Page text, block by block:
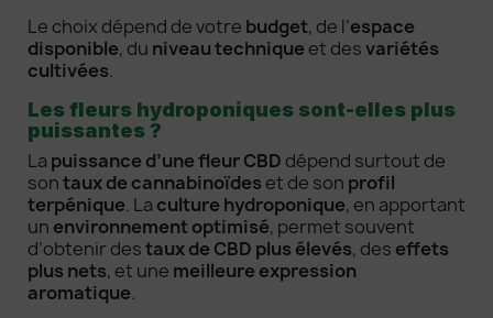
Le choix dépend de votre budget, de l’espace
disponible, du niveau technique et desvariétés
cultivées.
Les fleurs hydroponiques sont-elles plus
puissantes ?
La puissance d’une fleur CBD dépend surtout de
sontaux de cannabinoïdes et de son profil
terpénique. La culture hydroponique, en apportant
un environnement optimisé, permet souvent
d’obtenir destaux de CBD plus élevés, des effets
plus nets, et une meilleure expression
aromatique.